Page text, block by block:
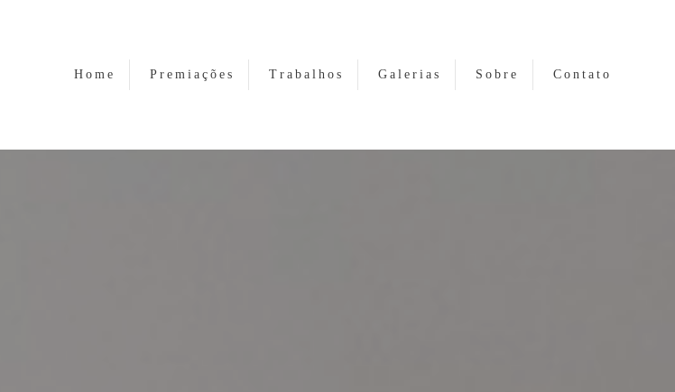
Home Premiações Trabalhos Galerias Sobre Contato